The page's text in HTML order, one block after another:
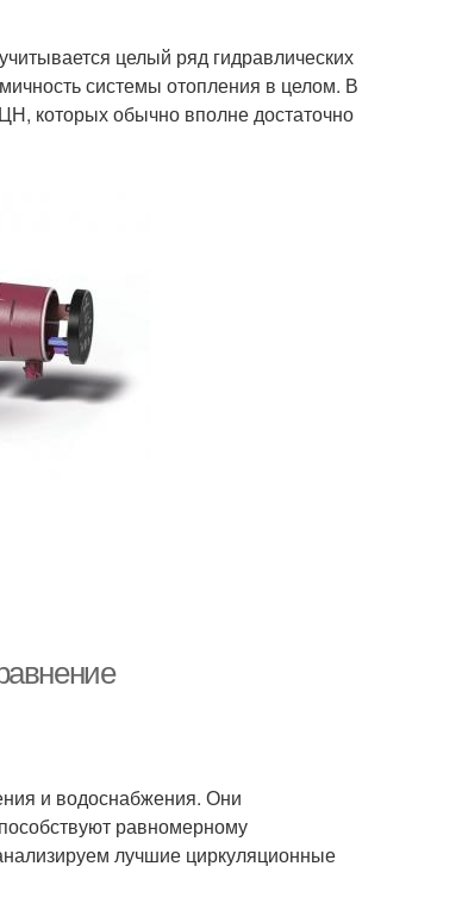
целый ряд гидравлических
системы отопления в целом. В
которых обычно вполне достаточно
и водоснабжения. Они
равномерному
лучшие циркуляционные